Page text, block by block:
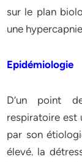
sur le plan
une
Epidémiologie
D’un point
respiratoire est
par son
élevé. la